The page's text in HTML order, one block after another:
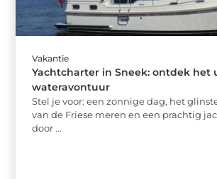
Vakantie
Yachtcharter in Sneek: ontdek het
wateravontuur
Stel je voor: een zonnige dag, het
van de Friese meren en een prachtig
door ...